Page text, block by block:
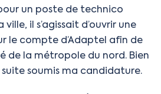
un poste de technico
il s’agissait d’ouvrir une
le compte d’Adaptel afin de
de la métropole du nord. Bien
soumis ma candidature.